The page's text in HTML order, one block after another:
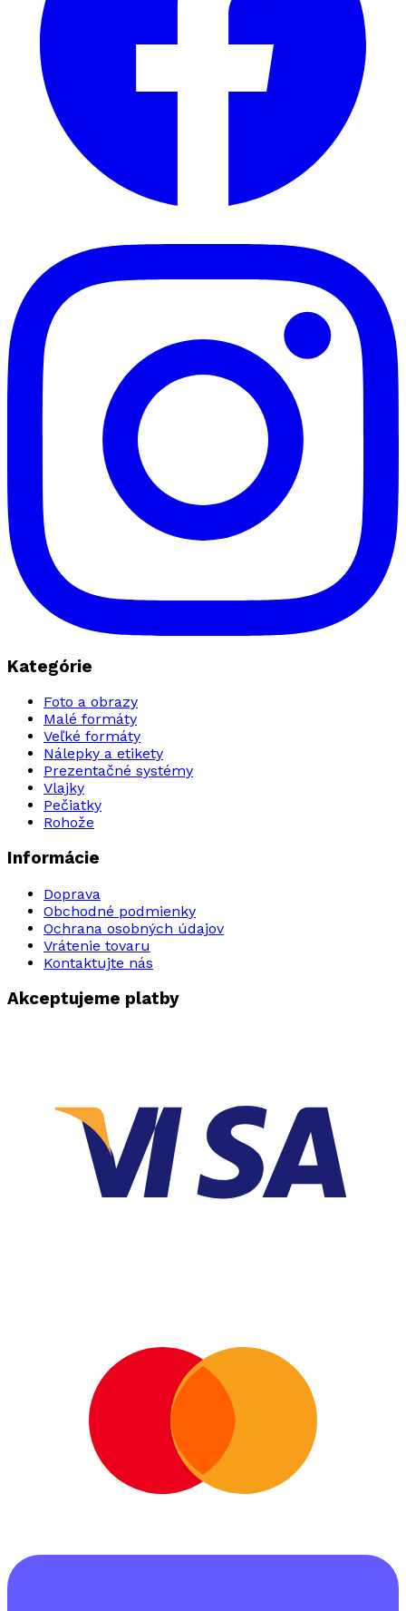
Kategórie
Foto a obrazy
Malé formáty
Veľké formáty
Nálepky a etikety
Prezentačné systémy
Vlajky
Pečiatky
Rohože
Informácie
Doprava
Obchodné podmienky
Ochrana osobných údajov
Vrátenie tovaru
Kontaktujte nás
Akceptujeme platby